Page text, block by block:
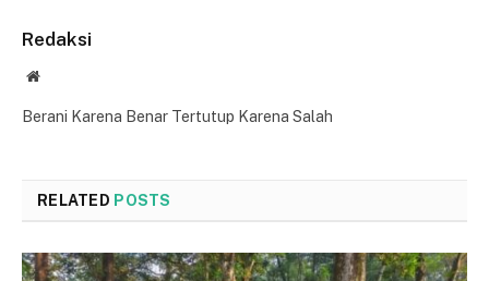
Redaksi
Website
Berani Karena Benar Tertutup Karena Salah
RELATED POSTS